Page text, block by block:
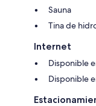
Sauna
Tina de
Internet
Disponible
Disponible